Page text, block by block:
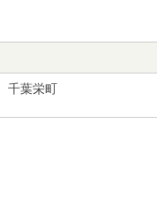
千葉栄町